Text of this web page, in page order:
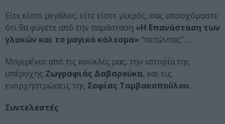
Είτε είστε μεγάλος, είτε είστε μικρός, σας υποσχόμαστε
ότι θα φύγετε από την παράσταση «Η Επανάσταση των
γλυκών και το μαγικό κάλεσμα» “πετώντας”….
Μαγεμένοι από τις κούκλες μας, την ιστορία της
υπέροχης Ζωγραφιάς Δαβαρούκα, και τις
ενορχηστρώσεις της Σοφίας Ταμβακοπούλου…
Συντελεστές